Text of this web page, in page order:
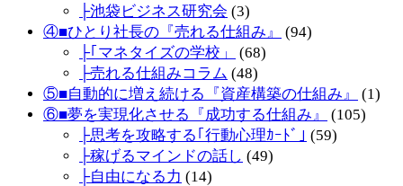
├池袋ビジネス研究会 (3)
④■ひとり社長の『売れる仕組み』
(94)
├｢マネタイズの学校」
(68)
├売れる仕組みコラム (48)
⑤■自動的に増え続ける『資産構築の仕組み』
(1)
⑥■夢を実現化させる『成功する仕組み』
(105)
├思考を攻略する｢行動心理ｶｰﾄﾞ｣ (59)
├稼げるマインドの話し (49)
├自由になる力 (14)